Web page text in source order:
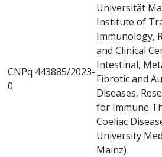
CNPq 443885/2023-
0
Universität
Institute of
Immunology,
and Clinical
Intestinal,
Fibrotic and
Diseases,
for Immune
Coeliac
University
Mainz)